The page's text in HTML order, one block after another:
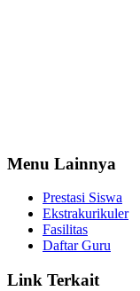
Menu Lainnya
Prestasi Siswa
Ekstrakurikuler
Fasilitas
Daftar Guru
Link Terkait